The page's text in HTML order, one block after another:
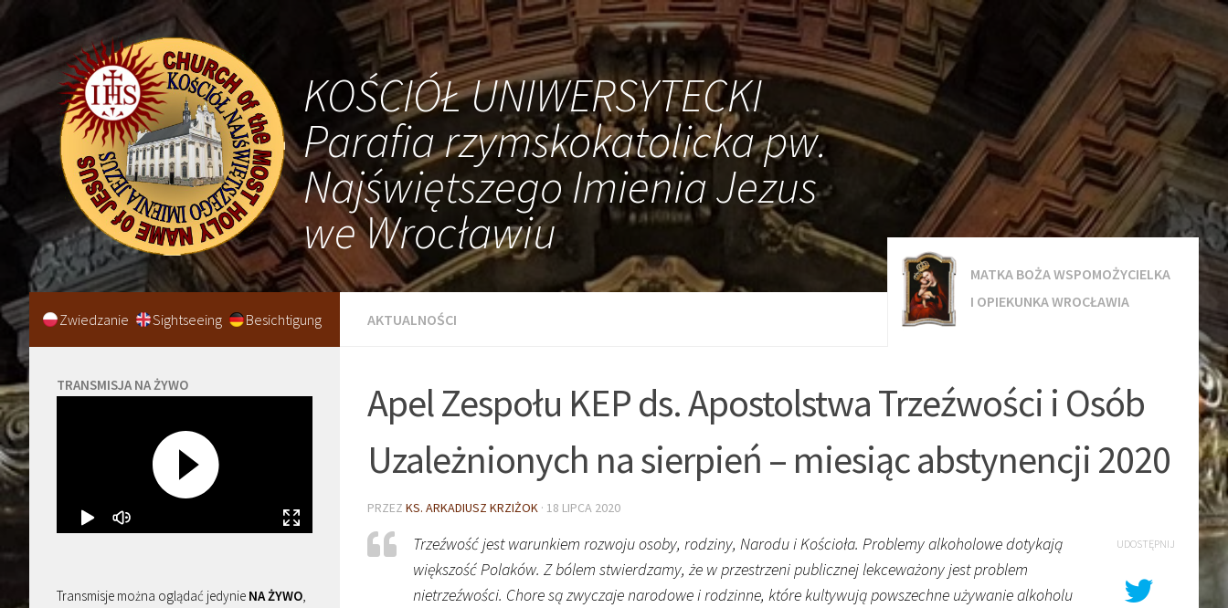
KOŚCIÓŁ UNIWERSYTECKI
Parafia rzymskokatolicka pw.
Najświętszego Imienia Jezus
we Wrocławiu
AKTUALNOŚCI
MATKA BOŻA WSPOMOŻYCIELKA
I OPIEKUNKA WROCŁAWIA
Apel Zespołu KEP ds. Apostolstwa Trzeźwości i Osób
Uzależnionych na sierpień – miesiąc abstynencji 2020
PRZEZ KS. ARKADIUSZ KRZIŻOK · 18 LIPCA 2020
Trzeźwość jest warunkiem rozwoju osoby, rodziny, Narodu i Kościoła. Problemy alkoholowe dotykają
większość Polaków. Z bólem stwierdzamy, że w przestrzeni publicznej lekceważony jest problem
nietrzeźwości. Chore są zwyczaje narodowe i rodzinne, które kultywują powszechne używanie alkoholu
UDOSTĘPNIJ
Zwiedzanie Sightseeing Besichtigung
TRANSMISJA NA ŻYWO
Transmisje można oglądać jedynie NA ŻYWO,